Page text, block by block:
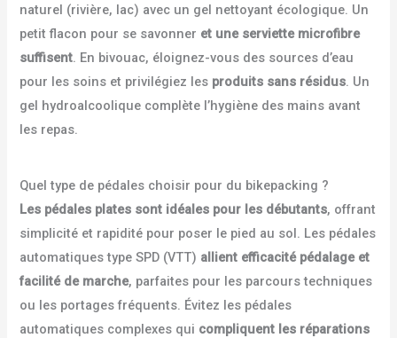
naturel (rivière, lac) avec un gel nettoyant écologique. Un
petit flacon pour se savonner et une serviette microfibre
suffisent. En bivouac, éloignez-vous des sources d’eau
pour les soins et privilégiez les produits sans résidus. Un
gel hydroalcoolique complète l’hygiène des mains avant
les repas.
Quel type de pédales choisir pour du bikepacking ?
Les pédales plates sont idéales pour les débutants, offrant
simplicité et rapidité pour poser le pied au sol. Les pédales
automatiques type SPD (VTT) allient efficacité pédalage et
facilité de marche, parfaites pour les parcours techniques
ou les portages fréquents. Évitez les pédales
automatiques complexes qui compliquent les réparations